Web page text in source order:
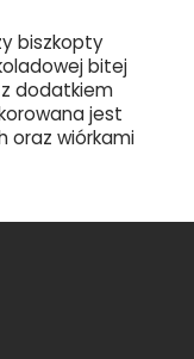
biszkopty
bitej
dodatkiem
jest
oraz wiórkami